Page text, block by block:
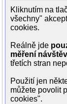
Sid Caesar
Jackie Chan
Tim Conway
Tony Danza
Jack Elam (The
Michael V.
Richard Kiel
Don Knotts
Ricardo
Kliknutím na
všechny"
cookies.
Reálně jde
měření
třetích stran
Použití jen
můžete povolit
cookies".